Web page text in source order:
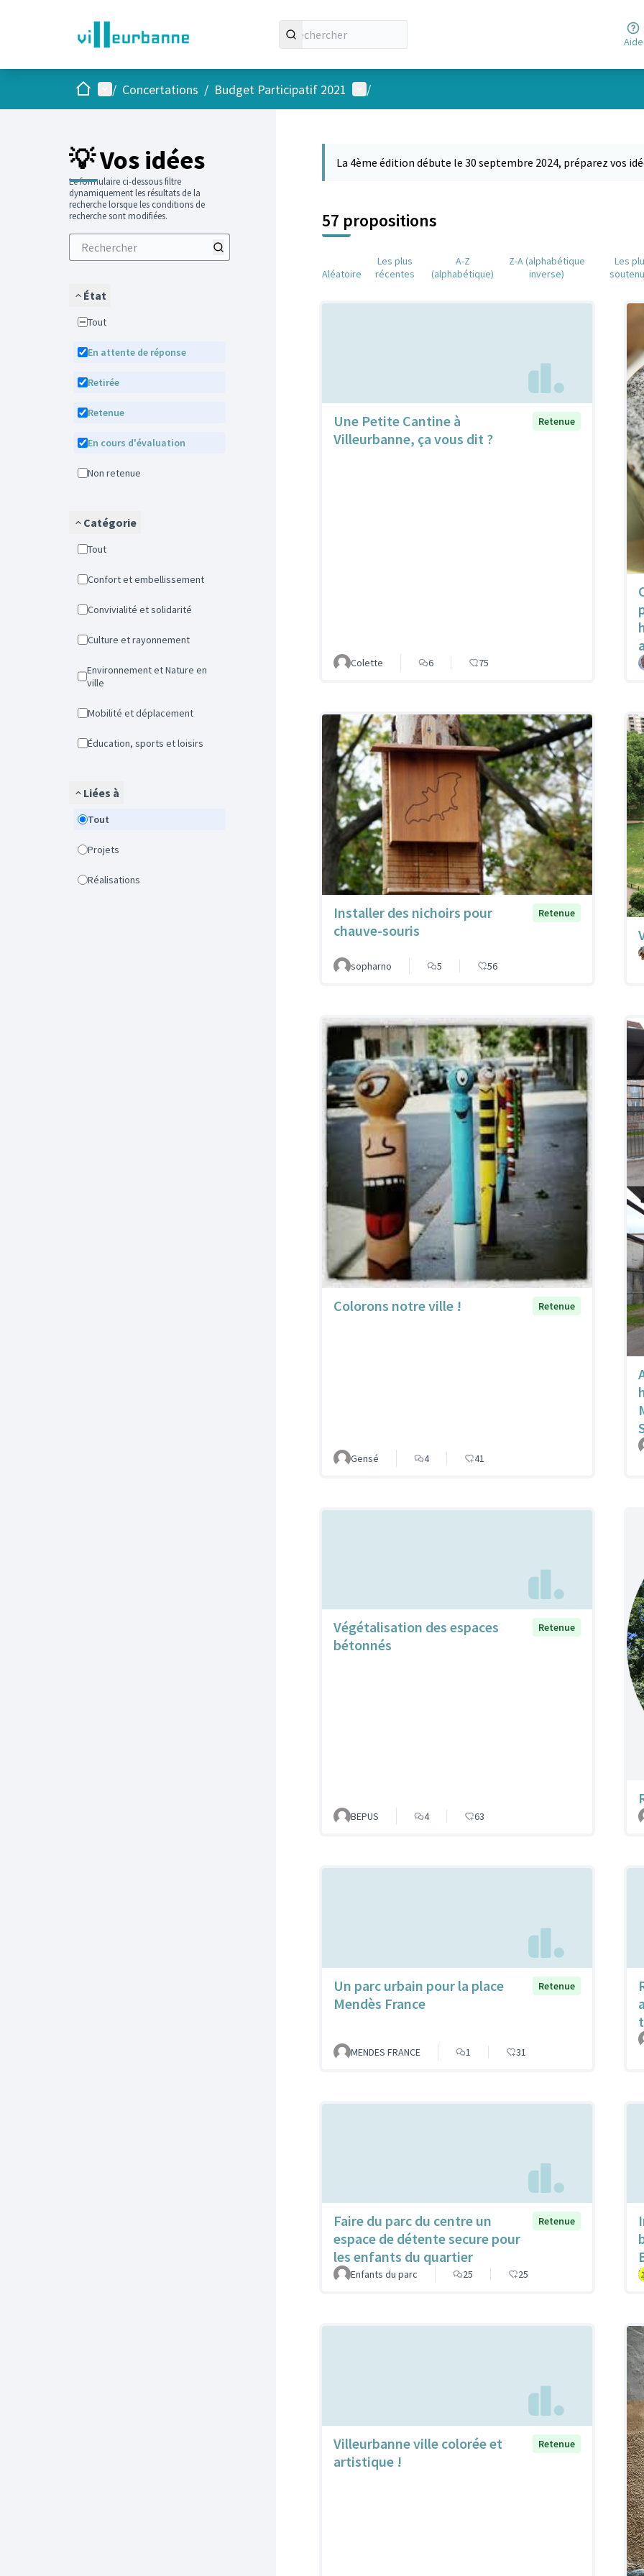
Aide
AccueilMenu principal
/ Concertations / Budget Participatif 2021 Menu utilisateur
/
💡 Vos idées
Le formulaire ci-dessous filtre
dynamiquement les résultats de la
recherche lorsque les conditions de
recherche sont modifiées.
État
Tout
En attente de réponse
Retirée
Retenue
En cours d'évaluation
Non retenue
Catégorie
Tout
Confort et embellissement
Convivialité et solidarité
Culture et rayonnement
Environnement et Nature en
ville
Mobilité et déplacement
Éducation, sports et loisirs
Liées à
Tout
Projets
Réalisations
La 4ème édition débute le 30 septembre 2024, préparez vos
57 propositions
Aléatoire
Les plus
récentes
A-Z
(alphabétique)
Z-A (alphabétique
inverse)
Les
Une Petite Cantine à
Villeurbanne, ça vous dit ?
Retenue
Colette 6 75
Installer des nichoirs pour
chauve-souris
Retenue
sopharno 5 56
Colorons notre ville ! Retenue
Gensé 4 41
Végétalisation des espaces
bétonnés
Retenue
BEPUS 4 63
Un parc urbain pour la place
Mendès France
Retenue
MENDES FRANCE 1 31
Faire du parc du centre un
espace de détente secure pour
les enfants du quartier
Retenue
Enfants du parc 25 25
Villeurbanne ville colorée et
artistique !
Retenue